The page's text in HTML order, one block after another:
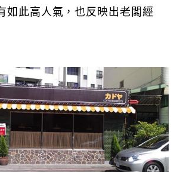
如此高人氣，也反映出老闆經